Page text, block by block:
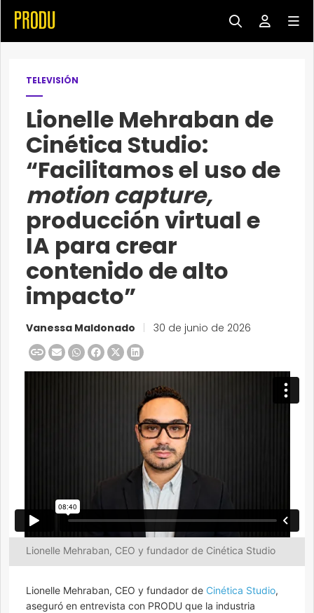
TELEVISIÓN
Lionelle Mehraban de
Cinética Studio:
“Facilitamos el uso de
motion capture,
producción virtual e
IA para crear
contenido de alto
impacto”
Vanessa Maldonado 30 de junio de 2026
Lionelle Mehraban, CEO y fundador de Cinética Studio
Lionelle Mehraban, CEO y fundador de Cinética Studio,
aseguró en entrevista con PRODU que la industria